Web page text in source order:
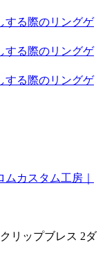
する際のリングゲ
する際のリングゲ
する際のリングゲ
カスタム工房｜
リップブレス 2ダ